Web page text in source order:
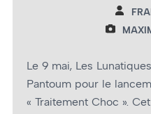
Le 9 mai, Les
Pantoum pour le
« Traitement Choc ».